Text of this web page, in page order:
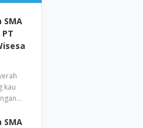
SMA
PT
kau
SMA